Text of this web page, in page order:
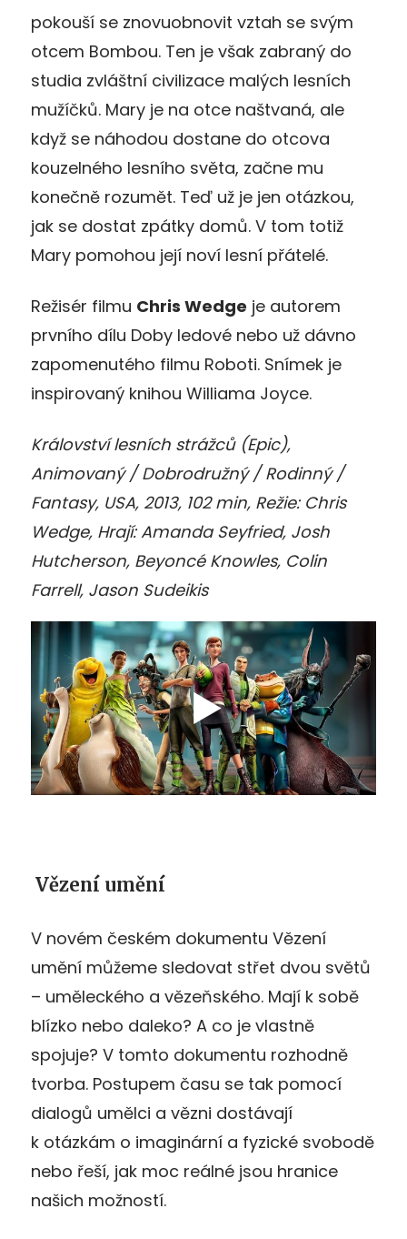
pokouší se znovuobnovit vztah se svým
otcem Bombou. Ten je však zabraný do
studia zvláštní civilizace malých lesních
mužíčků. Mary je na otce naštvaná, ale
když se náhodou dostane do otcova
kouzelného lesního světa, začne mu
konečně rozumět. Teď už je jen otázkou,
jak se dostat zpátky domů. V tom totiž
Mary pomohou její noví lesní přátelé.
Režisér filmu Chris Wedge je autorem
prvního dílu Doby ledové nebo už dávno
zapomenutého filmu Roboti. Snímek je
inspirovaný knihou Williama Joyce.
Království lesních strážců (Epic),
Animovaný / Dobrodružný / Rodinný /
Fantasy, USA, 2013, 102 min, Režie: Chris
Wedge, Hrají: Amanda Seyfried, Josh
Hutcherson, Beyoncé Knowles, Colin
Farrell, Jason Sudeikis
Vězení umění
V novém českém dokumentu Vězení
umění můžeme sledovat střet dvou světů
– uměleckého a vězeňského. Mají k sobě
blízko nebo daleko? A co je vlastně
spojuje? V tomto dokumentu rozhodně
tvorba. Postupem času se tak pomocí
dialogů umělci a vězni dostávají
k otázkám o imaginární a fyzické svobodě
nebo řeší, jak moc reálné jsou hranice
našich možností.